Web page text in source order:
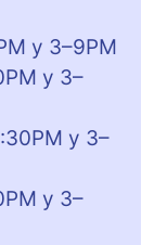
y 3–9PM
y 3–
y 3–
y 3–